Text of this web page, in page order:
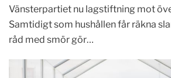
Vänsterpartiet nu lagstiftning mot
Samtidigt som hushållen får räkna
råd med smör gör…